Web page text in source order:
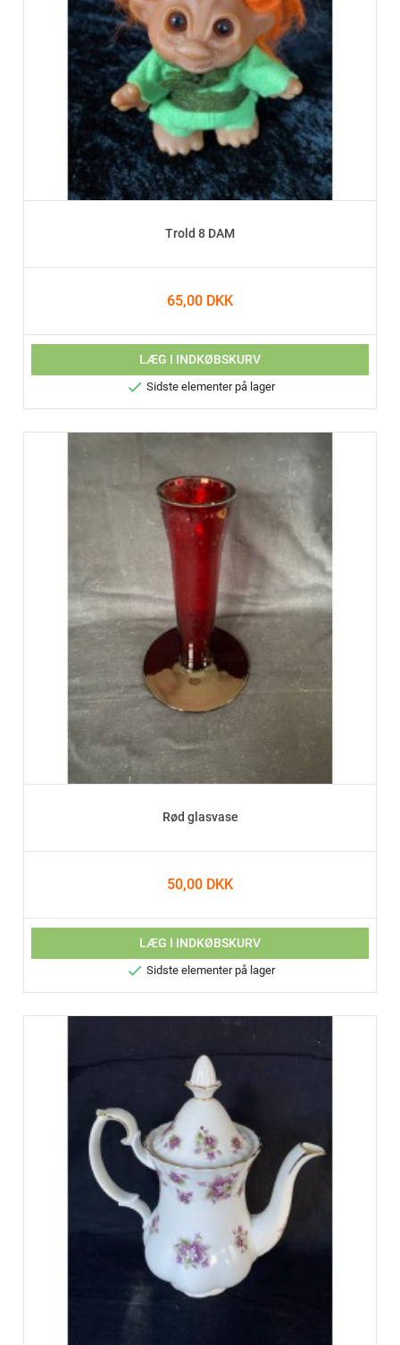
Trold 8 DAM
65,00 DKK
LÆG I INDKØBSKURV
 Sidste elementer på lager
Rød glasvase
50,00 DKK
LÆG I INDKØBSKURV
 Sidste elementer på lager